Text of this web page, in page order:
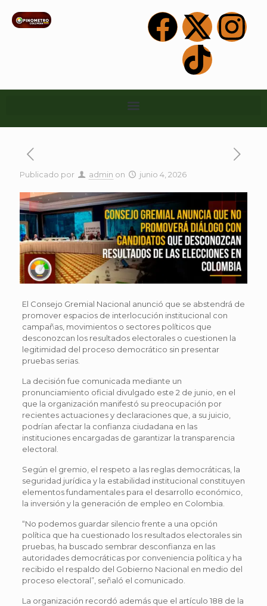
Publicado por admin on junio 4, 2026
El Consejo Gremial Nacional anunció que se abstendrá de
promover espacios de interlocución institucional con
campañas, movimientos o sectores políticos que
desconozcan los resultados electorales o cuestionen la
legitimidad del proceso democrático sin presentar
pruebas serias.
La decisión fue comunicada mediante un
pronunciamiento oficial divulgado este 2 de junio, en el
que la organización manifestó su preocupación por
recientes actuaciones y declaraciones que, a su juicio,
podrían afectar la confianza ciudadana en las
instituciones encargadas de garantizar la transparencia
electoral.
Según el gremio, el respeto a las reglas democráticas, la
seguridad jurídica y la estabilidad institucional constituyen
elementos fundamentales para el desarrollo económico,
la inversión y la generación de empleo en Colombia.
“No podemos guardar silencio frente a una opción
política que ha cuestionado los resultados electorales sin
pruebas, ha buscado sembrar desconfianza en las
autoridades democráticas por conveniencia política y ha
recibido el respaldo del Gobierno Nacional en medio del
proceso electoral”, señaló el comunicado.
La organización recordó además que el artículo 188 de la